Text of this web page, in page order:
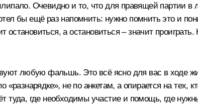
Очевидно и то, что для правящей партии в
бы ещё раз напомнить: нужно помнить это и
а остановиться – значит проиграть.
любую фальшь. Это всё ясно для вас в ходе
не по анкетам, а опирается на тех,
туда, где необходимы участие и помощь, где